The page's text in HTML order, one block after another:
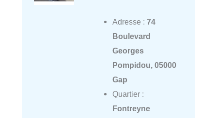
Adresse : 74
Boulevard
Georges
Pompidou, 05000
Gap
Quartier :
Fontreyne